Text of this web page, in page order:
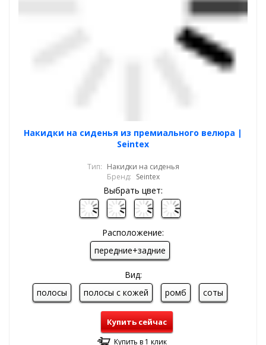
Накидки на сиденья из премиального велюра |
Seintex
Тип: Накидки на сиденья
Бренд: Seintex
Выбрать цвет:
Расположение:
передние+задние
Вид:
полосы
полосы с кожей ромб соты
Купить сейчас
Купить в 1 клик